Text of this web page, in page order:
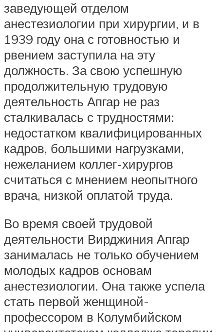
заведующей отделом
анестезиологии при хирургии, и в
1939 году она с готовностью и
рвением заступила на эту
должность. За свою успешную
продолжительную трудовую
деятельность Апгар не раз
сталкивалась с трудностями:
недостатком квалифицированных
кадров, большими нагрузками,
нежеланием коллег-хирургов
считаться с мнением неопытного
врача, низкой оплатой труда.
Во время своей трудовой
деятельности Вирджиния Апгар
занималась не только обучением
молодых кадров основам
анестезиологии. Она также успела
стать первой женщиной-
профессором в Колумбийском